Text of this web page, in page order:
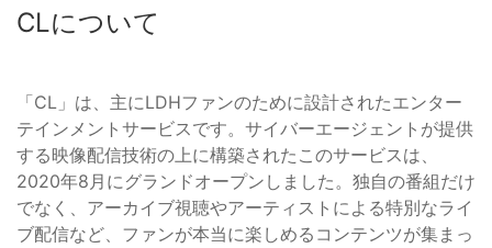
CLについて
「CL」は、主にLDHファンのために設計されたエンター
テインメントサービスです。サイバーエージェントが提供
する映像配信技術の上に構築されたこのサービスは、
2020年8月にグランドオープンしました。独自の番組だけ
でなく、アーカイブ視聴やアーティストによる特別なライ
ブ配信など、ファンが本当に楽しめるコンテンツが集まっ